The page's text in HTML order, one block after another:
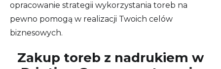
opracowanie strategii wykorzystania toreb na
pewno pomogą w realizacji Twoich celów
biznesowych.
Zakup toreb z nadrukiem w